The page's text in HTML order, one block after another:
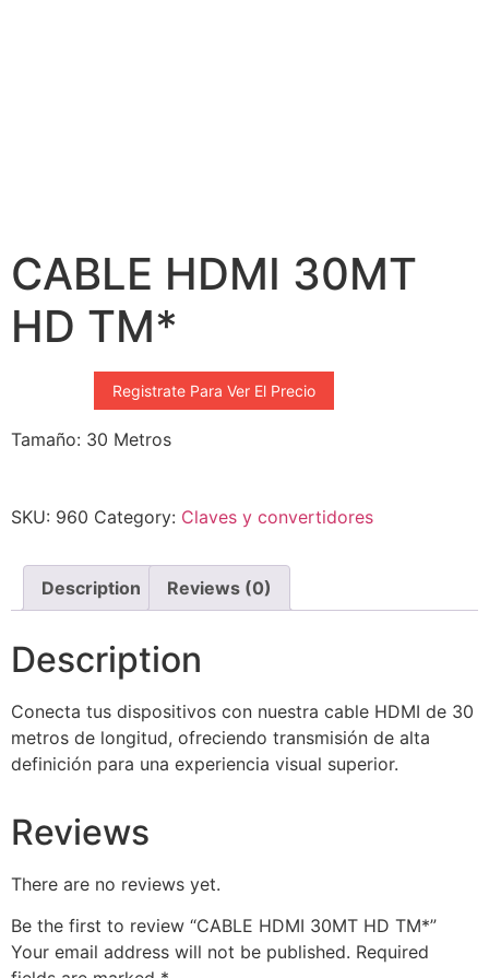
CABLE HDMI 30MT
HD TM*
Registrate Para Ver El Precio
Tamaño: 30 Metros
SKU: 960 Category: Claves y convertidores
Description Reviews (0)
Description
Conecta tus dispositivos con nuestra cable HDMI de 30
metros de longitud, ofreciendo transmisión de alta
definición para una experiencia visual superior.
Reviews
There are no reviews yet.
Be the first to review “CABLE HDMI 30MT HD TM*”
Your email address will not be published. Required